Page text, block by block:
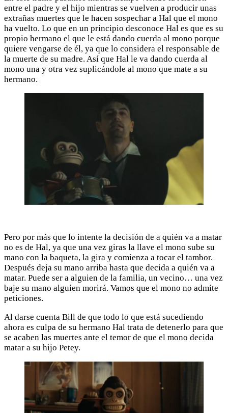
entre el padre y el hijo mientras se vuelven a producir unas
extrañas muertes que le hacen sospechar a Hal que el mono
ha vuelto. Lo que en un principio desconoce Hal es que es su
propio hermano el que le está dando cuerda al mono porque
quiere vengarse de él, ya que lo considera el responsable de
la muerte de su madre. Así que Hal le va dando cuerda al
mono una y otra vez suplicándole al mono que mate a su
hermano.
Pero por más que lo intente la decisión de a quién va a matar
no es de Hal, ya que una vez giras la llave el mono sube su
mano con la baqueta, la gira y comienza a tocar el tambor.
Después deja su mano arriba hasta que decida a quién va a
matar. Puede ser a alguien de la familia, un vecino… una vez
baje su mano alguien morirá. Vamos que el mono no admite
peticiones.
Al darse cuenta Bill de que todo lo que está sucediendo
ahora es culpa de su hermano Hal trata de detenerlo para que
se acaben las muertes ante el temor de que el mono decida
matar a su hijo Petey.